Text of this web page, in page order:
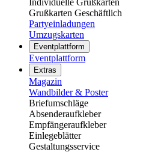
Individuelle Grußkarten
Grußkarten Geschäftlich
Partyeinladungen
Umzugskarten
Eventplattform
Eventplattform
Extras
Magazin
Wandbilder & Poster
Briefumschläge
Absenderaufkleber
Empfängeraufkleber
Einlegeblätter
Gestaltungsservice